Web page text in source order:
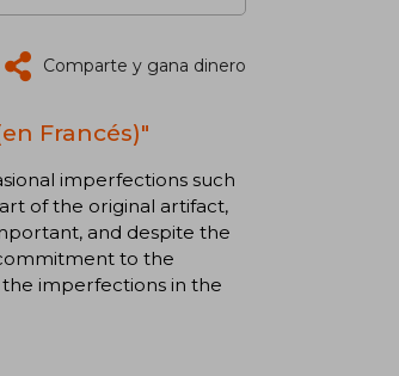
Comparte y gana dinero
Francés)"
imperfections such
of the original artifact,
and despite the
to the
imperfections in the